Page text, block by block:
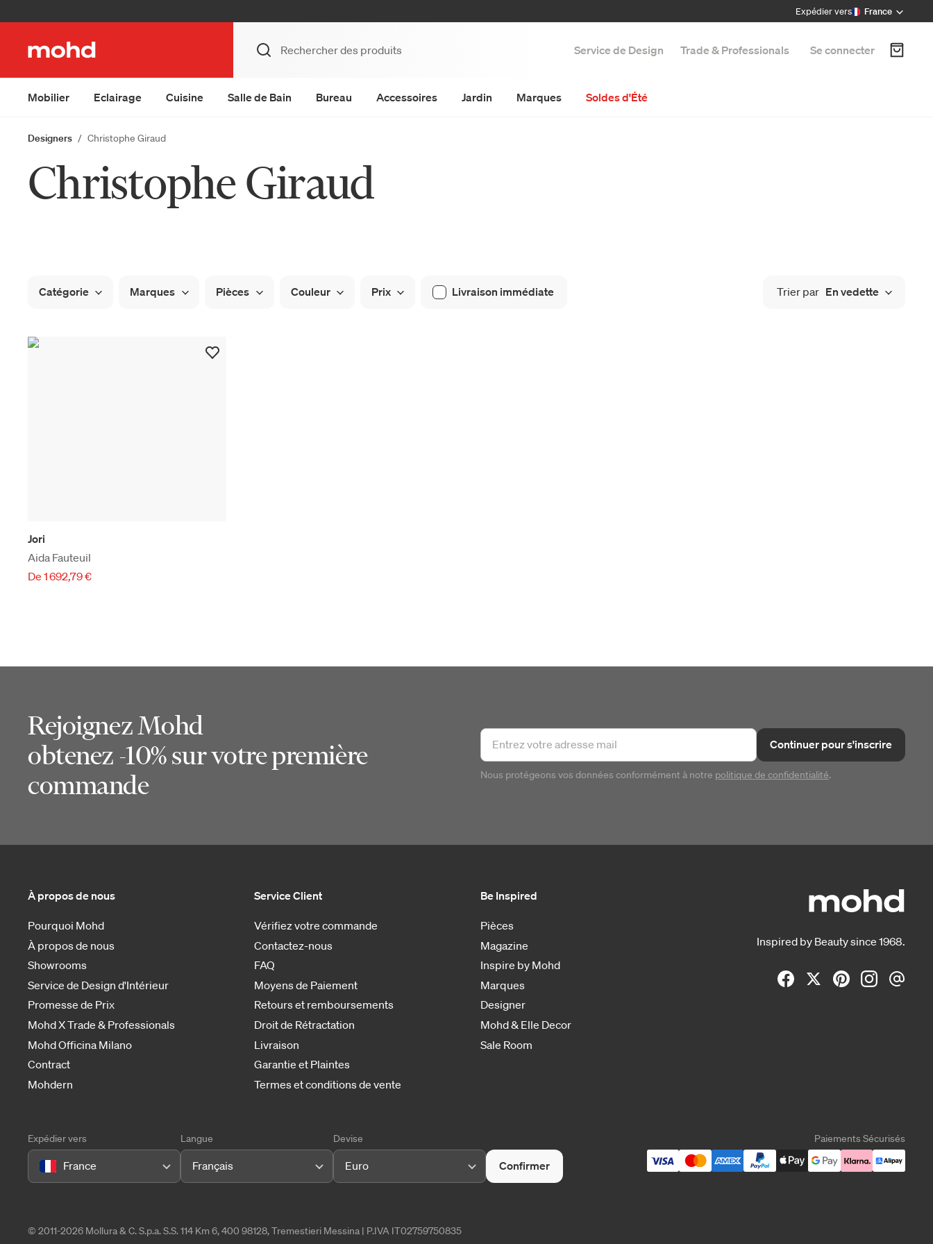
Expédier vers France
Service de Design Trade & Professionals Se connecter
Mobilier Eclairage Cuisine Salle de Bain Bureau Accessoires Jardin Marques Soldes d'Été
Designers Christophe Giraud
Christophe Giraud
Catégorie Marques Pièces Couleur Prix Livraison immédiate Trier par En vedette
Jori
Aida Fauteuil
De 1 692,79 €
Rejoignez Mohd
obtenez -10% sur votre première
commande
Continuer pour s'inscrire
Nous protégeons vos données conformément à notre politique de confidentialité.
Inspired by Beauty since 1968.
À propos de nous
Pourquoi Mohd
À propos de nous
Showrooms
Service de Design d'Intérieur
Promesse de Prix
Mohd X Trade & Professionals
Mohd Officina Milano
Contract
Mohdern
Service Client
Vérifiez votre commande
Contactez-nous
FAQ
Moyens de Paiement
Retours et remboursements
Droit de Rétractation
Livraison
Garantie et Plaintes
Termes et conditions de vente
Be Inspired
Pièces
Magazine
Inspire by Mohd
Marques
Designer
Mohd & Elle Decor
Sale Room
Expédier vers
France
Langue
Français
Devise
Euro Confirmer
Paiements Sécurisés
© 2011-2026 Mollura & C. S.p.a. S.S. 114 Km 6, 400 98128, Tremestieri Messina | P.IVA IT02759750835